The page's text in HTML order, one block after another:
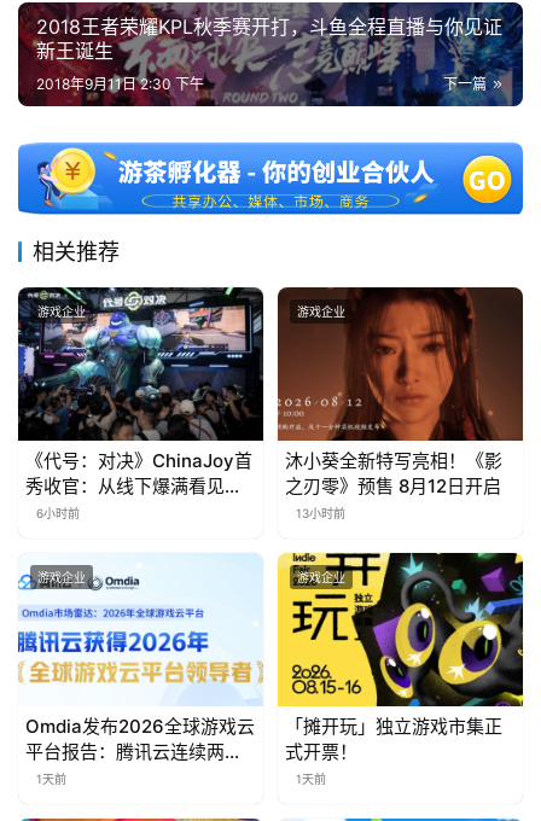
2
2
5
第
届
金
茶
奖
7
月
0
日
游
对
2018王者荣耀KPL秋季赛开打，斗鱼全程直播与你见证
新王诞生
下一篇
2018年9月11日 2:30 下午
相关推荐
游戏企业
《代号：对决》ChinaJoy首
秀收官：从线下爆满看见玩
家的真实期待
6小时前
游戏企业
沐小葵全新特写亮相！《影
之刃零》预售 8月12日开启
13小时前
游戏企业
Omdia发布2026全球游戏云
平台报告：腾讯云连续两年
入选“领导者”象限
1天前
游戏企业
「摊开玩」独立游戏市集正
式开票！
1天前